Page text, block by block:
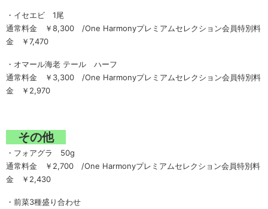
・イセエビ 1尾
通常料金 ￥8,300 /One Harmonyプレミアムセレクション会員特別料
金 ￥7,470
・オマール海老 テール ハーフ
通常料金 ￥3,300 /One Harmonyプレミアムセレクション会員特別料
金 ￥2,970
その他
・フォアグラ 50g
通常料金 ￥2,700 /One Harmonyプレミアムセレクション会員特別料
金 ￥2,430
・前菜3種盛り合わせ